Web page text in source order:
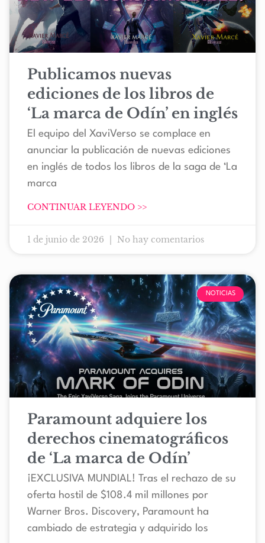
Publicamos nuevas
ediciones de los libros de
‘La marca de Odín’ en inglés
El equipo del XaviVerso se complace en
anunciar la publicación de nuevas ediciones
en inglés de todos los libros de la saga de ‘La
marca
CONTINUAR LEYENDO >>
1 de junio de 2026 No hay comentarios
NOTICIAS
Paramount adquiere los
derechos cinematográficos
de ‘La marca de Odín’
¡EXCLUSIVA MUNDIAL! Tras el rechazo de su
oferta hostil de $108.4 mil millones por
Warner Bros. Discovery, Paramount ha
cambiado de estrategia y adquirido los